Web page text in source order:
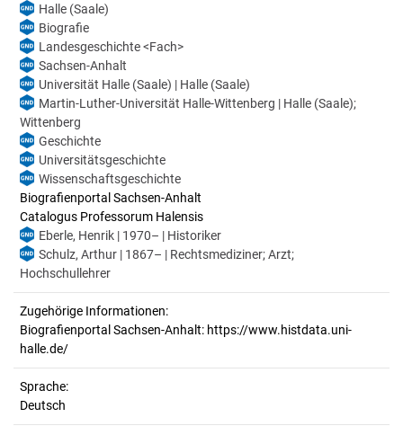
Halle (Saale)
Biografie
Landesgeschichte <Fach>
Sachsen-Anhalt
Universität Halle (Saale) | Halle (Saale)
Martin-Luther-Universität Halle-Wittenberg | Halle (Saale);
Wittenberg
Geschichte
Universitätsgeschichte
Wissenschaftsgeschichte
Biografienportal Sachsen-Anhalt
Catalogus Professorum Halensis
Eberle, Henrik | 1970– | Historiker
Schulz, Arthur | 1867– | Rechtsmediziner; Arzt;
Hochschullehrer
Zugehörige Informationen:
Biografienportal Sachsen-Anhalt: https://www.histdata.uni-
halle.de/
Sprache:
Deutsch